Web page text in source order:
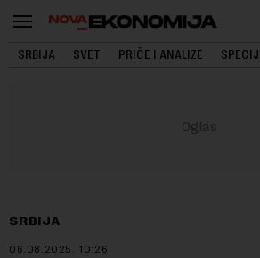
SRBIJA SVET PRIČE I ANALIZE
SRBIJA
06.08.2025. 10:26